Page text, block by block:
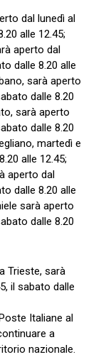
dal lunedì al
alle 12.45;
aperto dal
dalle 8.20 alle
sarà aperto
dalle 8.20
sarà aperto
dalle 8.20
martedì e
alle 12.45;
aperto dal
dalle 8.20 alle
sarà aperto
dalle 8.20
Trieste, sarà
il sabato dalle
Italiane al
a
nazionale.